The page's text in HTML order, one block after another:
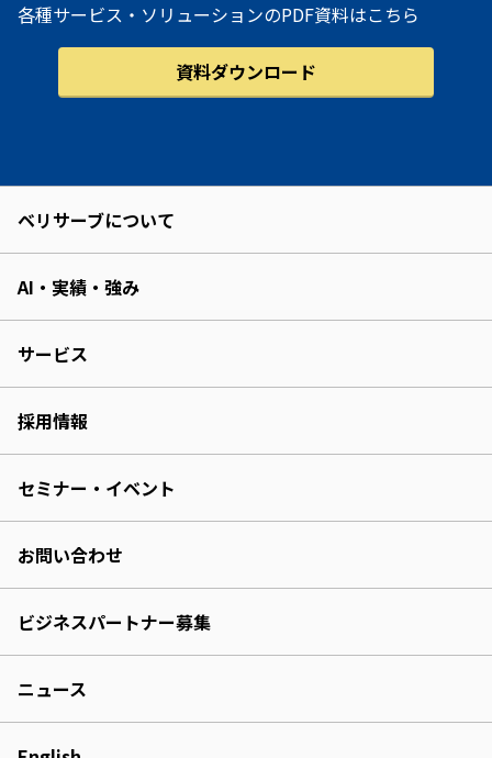
各種サービス・ソリューションのPDF資料はこちら
資料ダウンロード
ベリサーブについて
AI・実績・強み
サービス
採用情報
セミナー・イベント
お問い合わせ
ビジネスパートナー募集
ニュース